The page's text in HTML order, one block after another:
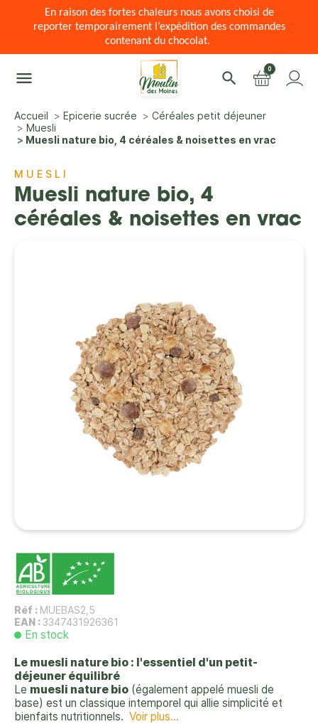
En raison des fortes chaleurs nous avons choisi de
reporter temporairement l’expédition des commandes
contenant du chocolat.
menu search 0
Accueil Epicerie sucrée
Céréales petit déjeuner
Muesli
Muesli nature bio, 4 céréales & noisettes en vrac
MUESLI
Muesli nature bio, 4
céréales & noisettes en vrac
Réf : MUEBAS2,5
EAN : 3347431926361
En stock
Le muesli nature bio : l'essentiel d'un petit-
déjeuner équilibré
Le muesli nature bio (également appelé muesli de
base) est un classique intemporel qui allie simplicité et
bienfaits nutritionnels. Voir plus...